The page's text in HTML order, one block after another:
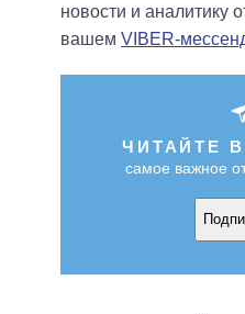
новости и аналитику
вашем VIBER-
ЧИТАЙТЕ В
самое важное